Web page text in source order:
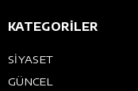
KATEGORİLER
SİYASET
GÜNCEL